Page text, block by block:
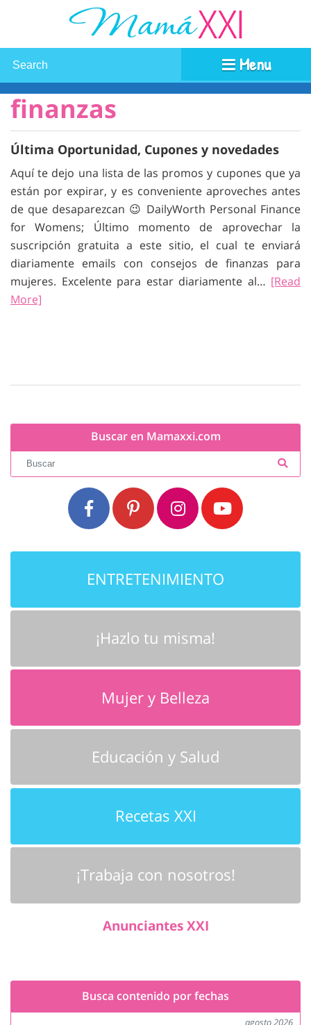
Menu
finanzas
Última Oportunidad, Cupones y novedades
Aquí te dejo una lista de las promos y cupones que ya
están por expirar, y es conveniente aproveches antes
de que desaparezcan 😉 DailyWorth Personal Finance
for Womens; Último momento de aprovechar la
suscripción gratuita a este sitio, el cual te enviará
diariamente emails con consejos de finanzas para
mujeres. Excelente para estar diariamente al… [Read
More]
Buscar en Mamaxxi.com
ENTRETENIMIENTO
¡Hazlo tu misma!
Mujer y Belleza
Educación y Salud
Recetas XXI
¡Trabaja con nosotros!
Anunciantes XXI
Busca contenido por fechas
agosto 2026